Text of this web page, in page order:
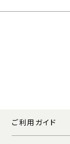
ご利用ガイド